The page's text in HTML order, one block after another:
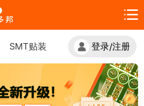
SMT贴装 登录/注册